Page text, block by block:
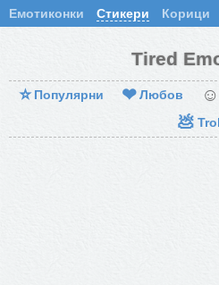
Емотиконки Стикери Корици
Tired
⭐ Популярни ❤ Любов ☺
💩